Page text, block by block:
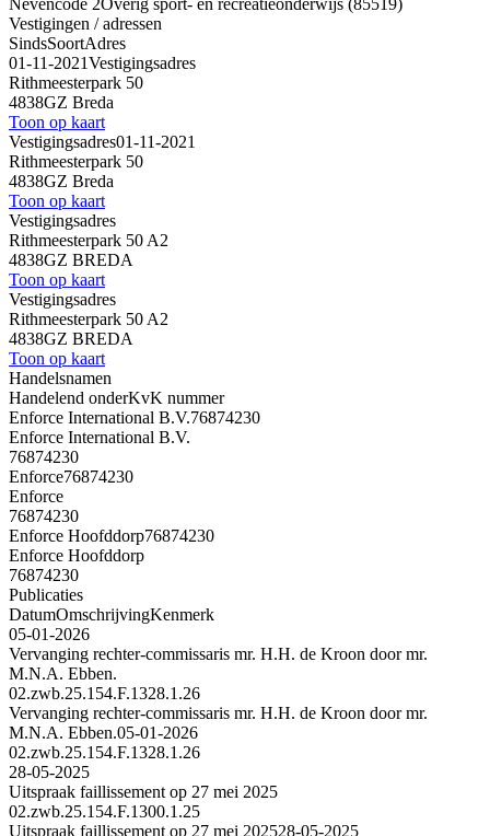
Vestigingen / adressen
SindsSoortAdres
01-11-2021Vestigingsadres
Rithmeesterpark 50
4838GZ Breda
Toon op kaart
Vestigingsadres01-11-2021
Rithmeesterpark 50
4838GZ Breda
Toon op kaart
Vestigingsadres
Rithmeesterpark 50 A2
4838GZ BREDA
Toon op kaart
Vestigingsadres
Rithmeesterpark 50 A2
4838GZ BREDA
Toon op kaart
Handelsnamen
Handelend onderKvK nummer
Enforce International B.V.76874230
Enforce International B.V.
76874230
Enforce76874230
Enforce
76874230
Enforce Hoofddorp76874230
Enforce Hoofddorp
76874230
Publicaties
DatumOmschrijvingKenmerk
05-01-2026
Vervanging rechter-commissaris mr. H.H. de Kroon door mr.
M.N.A. Ebben.
02.zwb.25.154.F.1328.1.26
Vervanging rechter-commissaris mr. H.H. de Kroon door mr.
M.N.A. Ebben.05-01-2026
02.zwb.25.154.F.1328.1.26
28-05-2025
Uitspraak faillissement op 27 mei 2025
02.zwb.25.154.F.1300.1.25
Uitspraak faillissement op 27 mei 202528-05-2025